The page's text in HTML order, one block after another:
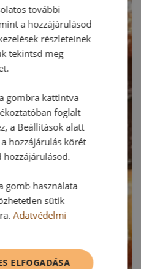
további
a hozzájárulásod
részleteinek
tekintsd meg
gombra kattintva
foglalt
a Beállítások alatt
hozzájárulás körét
hozzájárulásod.
gomb használata
sütik
Adatvédelmi
ELFOGADÁSA